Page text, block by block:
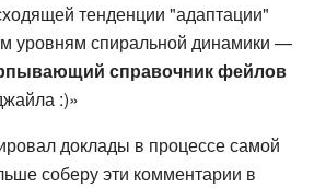
тенденции "адаптации"
уровням спиральной динамики —
справочник фейлов
:)»
доклады в процессе самой
соберу эти комментарии в